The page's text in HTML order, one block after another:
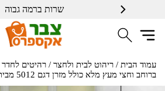
שרות ברמה גבוה
אמון הציבור
עמוד הבית / ריהוט לבית ולחצר / רהיטים
ברוחב וחצי מעץ מלא כולל מזרן דגם 5012 מבית OLYMPIA